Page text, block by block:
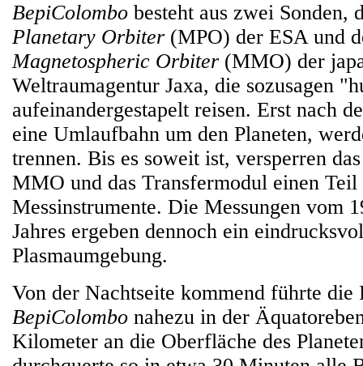
BepiColombo besteht aus zwei Sonden,
Planetary Orbiter (MPO) der ESA und
Magnetospheric Orbiter (MMO) der
Weltraumagentur Jaxa, die sozusagen
aufeinandergestapelt reisen. Erst nach
eine Umlaufbahn um den Planeten,
trennen. Bis es soweit ist, versperren
MMO und das Transfermodul einen
Messinstrumente. Die Messungen vom
Jahres ergeben dennoch ein
Plasmaumgebung.
Von der Nachtseite kommend führte die
BepiColombo nahezu in der
Kilometer an die Oberfläche des